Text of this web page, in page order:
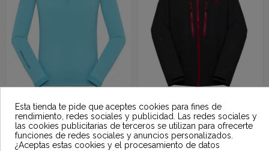
GRIFONE MENTUI
LADY 1/2 ZIP T
SHIRT
85,00 €
GRIFONE BARNE
JACKET BLACK
295,20 €
369,00 €
Esta tienda te pide que aceptes cookies para fines de
rendimiento, redes sociales y publicidad. Las redes sociales y
las cookies publicitarias de terceros se utilizan para ofrecerte
funciones de redes sociales y anuncios personalizados.
¿Aceptas estas cookies y el procesamiento de datos